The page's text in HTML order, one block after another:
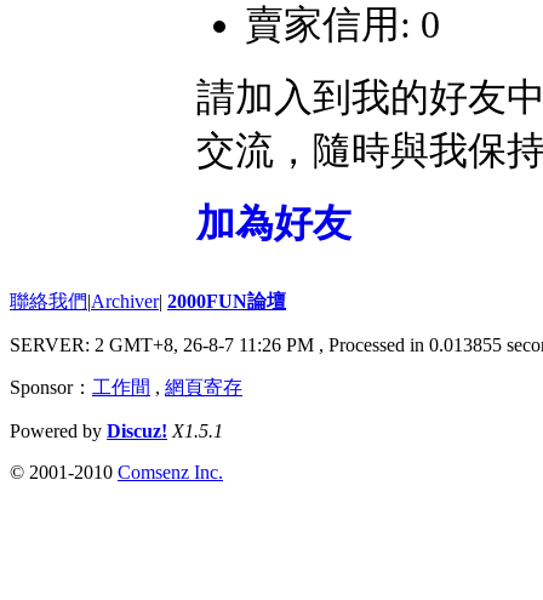
賣家信用: 0
請加入到我的好友
交流，隨時與我保
加為好友
聯絡我們|Archiver| 2000FUN論壇
SERVER: 2 GMT+8, 26-8-7 11:26 PM , Processed in 0.013855
Sponsor： 工作間 , 網頁寄存
Powered by Discuz! X1.5.1
© 2001-2010 Comsenz Inc.